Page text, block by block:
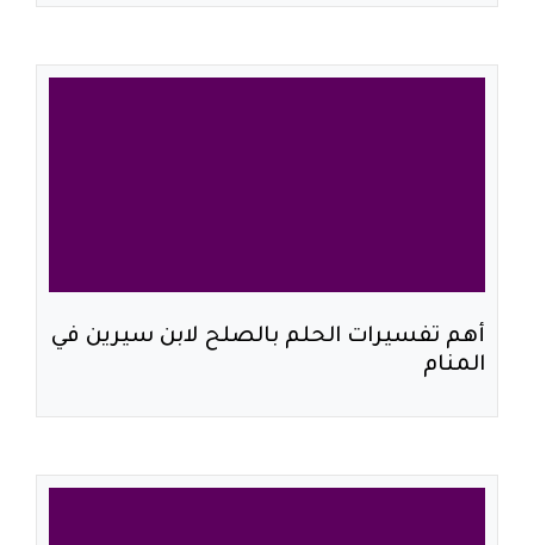
أهم تفسيرات الحلم بالصلح لابن سيرين في
المنام